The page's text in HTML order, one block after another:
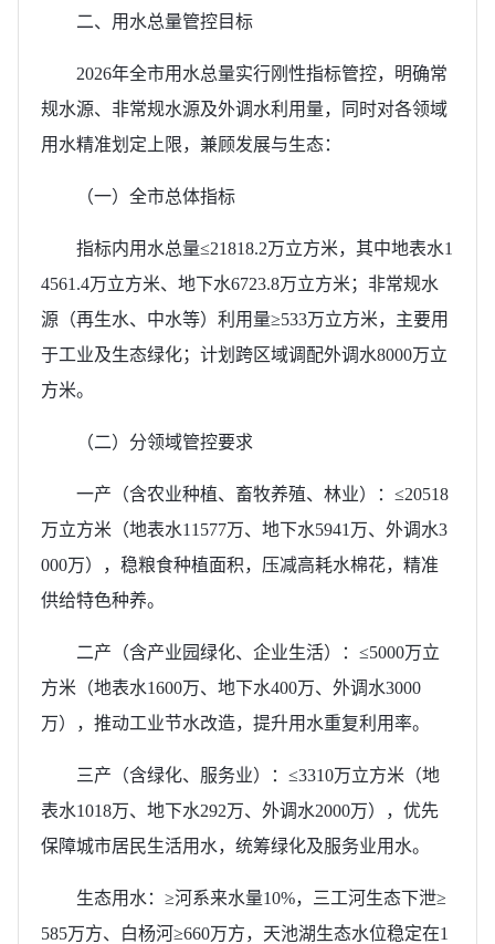
二、用水总量管控目标
2026年全市用水总量实行刚性指标管控，明确常
规水源、非常规水源及外调水利用量，同时对各领域
用水精准划定上限，兼顾发展与生态：
（一）全市总体指标
指标内用水总量≤21818.2万立方米，其中地表水1
4561.4万立方米、地下水6723.8万立方米；非常规水
源（再生水、中水等）利用量≥533万立方米，主要用
于工业及生态绿化；计划跨区域调配外调水8000万立
方米。
（二）分领域管控要求
一产（含农业种植、畜牧养殖、林业）：≤20518
万立方米（地表水11577万、地下水5941万、外调水3
000万），稳粮食种植面积，压减高耗水棉花，精准
供给特色种养。
二产（含产业园绿化、企业生活）：≤5000万立
方米（地表水1600万、地下水400万、外调水3000
万），推动工业节水改造，提升用水重复利用率。
三产（含绿化、服务业）：≤3310万立方米（地
表水1018万、地下水292万、外调水2000万），优先
保障城市居民生活用水，统筹绿化及服务业用水。
生态用水：≥河系来水量10%，三工河生态下泄≥
585万方、白杨河≥660万方，天池湖生态水位稳定在1